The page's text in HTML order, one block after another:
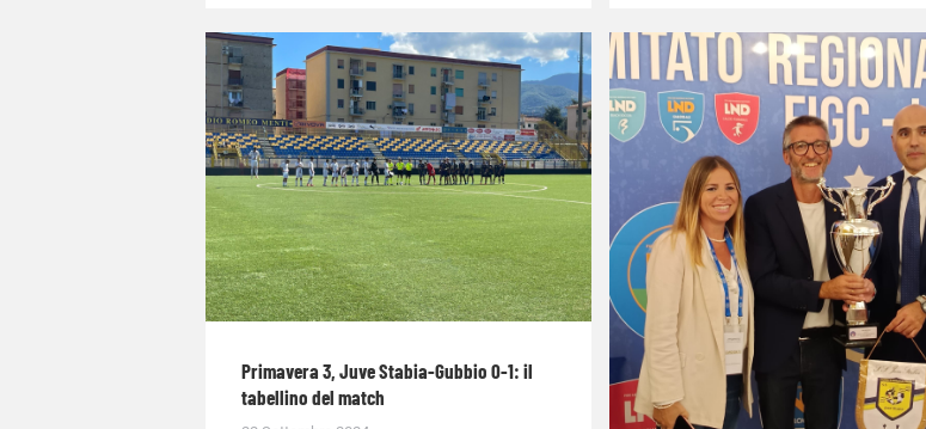
Primavera 3, Juve Stabia-Gubbio 0-1: il
tabellino del match